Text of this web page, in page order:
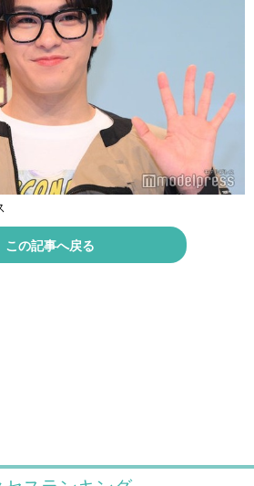
ログイン/マイルーム
この記事へ戻る